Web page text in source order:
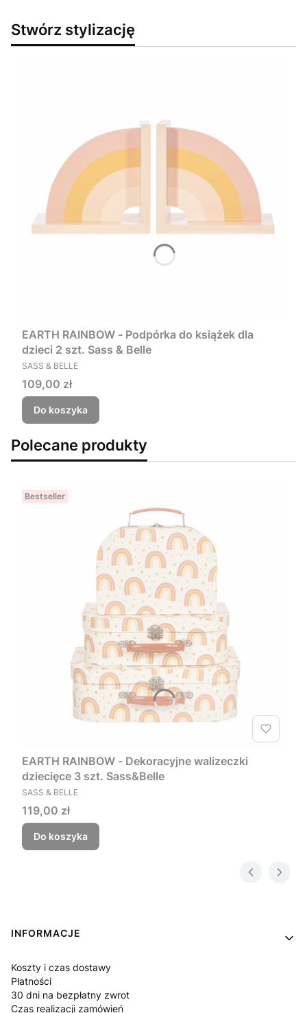
Stwórz stylizację
EARTH RAINBOW - Podpórka do książek dla
dzieci 2 szt. Sass & Belle
PRODUCENT
SASS & BELLE
Cena
109,00 zł
Do koszyka
Polecane produkty
Bestseller
EARTH RAINBOW - Dekoracyjne walizeczki
dziecięce 3 szt. Sass&Belle
PRODUCENT
SASS & BELLE
Cena
119,00 zł
Do koszyka
Linki w stopce
INFORMACJE
Koszty i czas dostawy
Płatności
30 dni na bezpłatny zwrot
Czas realizacji zamówień